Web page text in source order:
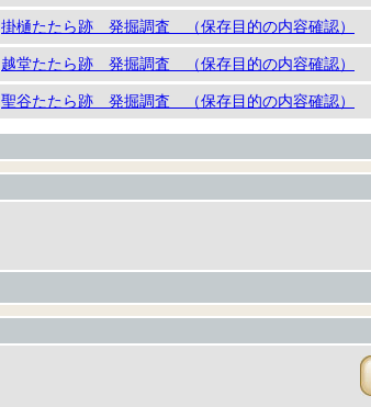
掛樋たたら跡 発掘調査 （保存目的の内容確認）
越堂たたら跡 発掘調査 （保存目的の内容確認）
聖谷たたら跡 発掘調査 （保存目的の内容確認）